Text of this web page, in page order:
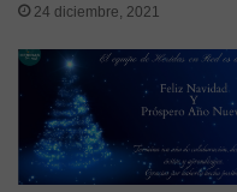
GRACIAS
En la actualidad sois
nos seguís porRRSS
24 diciembre, 2021